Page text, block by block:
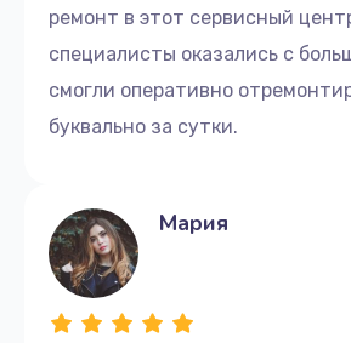
ремонт в этот сервисный
специалисты оказались с
смогли оперативно
буквально за сутки.
Мария